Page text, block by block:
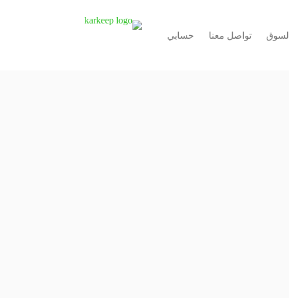
السوق تواصل معنا حسابي